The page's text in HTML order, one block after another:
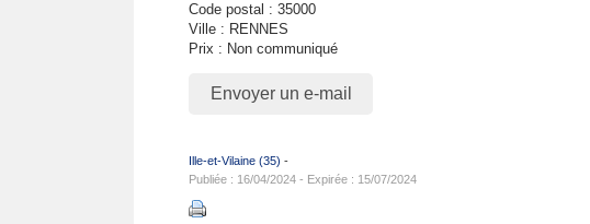
Code postal : 35000
Ville : RENNES
Prix : Non communiqué
Envoyer un e-mail
Ille-et-Vilaine (35) -
Publiée : 16/04/2024 - Expirée : 15/07/2024